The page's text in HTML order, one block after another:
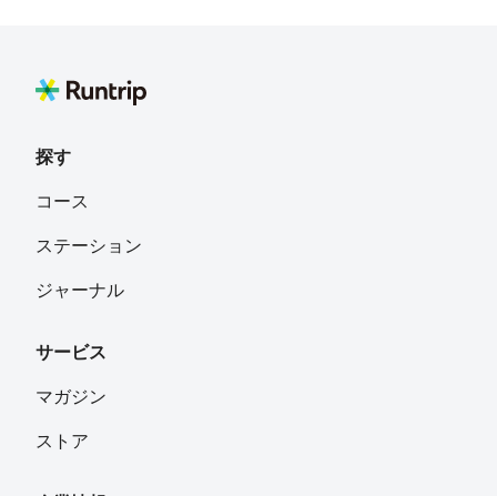
探す
コース
ステーション
ジャーナル
サービス
マガジン
ストア